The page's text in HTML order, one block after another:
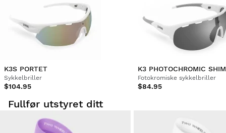
K3S PORTET
Sykkelbriller
$104.95
Fotokromiske sykkelbriller
$84.95
Fullfør utstyret ditt